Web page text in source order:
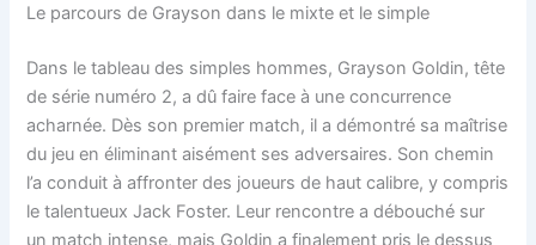
Le parcours de Grayson dans le mixte et le simple
Dans le tableau des simples hommes, Grayson Goldin, tête
de série numéro 2, a dû faire face à une concurrence
acharnée. Dès son premier match, il a démontré sa maîtrise
du jeu en éliminant aisément ses adversaires. Son chemin
l’a conduit à affronter des joueurs de haut calibre, y compris
le talentueux Jack Foster. Leur rencontre a débouché sur
un match intense, mais Goldin a finalement pris le dessus